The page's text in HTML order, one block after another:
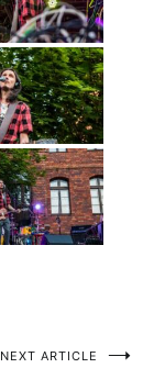
NEXT ARTICLE